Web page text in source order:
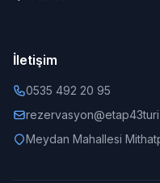
İletişim
0535 492 20 95
Meydan Mahallesi